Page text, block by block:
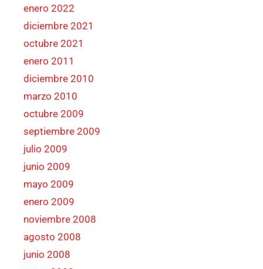
enero 2022
diciembre 2021
octubre 2021
enero 2011
diciembre 2010
marzo 2010
octubre 2009
septiembre 2009
julio 2009
junio 2009
mayo 2009
enero 2009
noviembre 2008
agosto 2008
junio 2008